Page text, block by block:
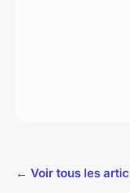
← Voir tous les